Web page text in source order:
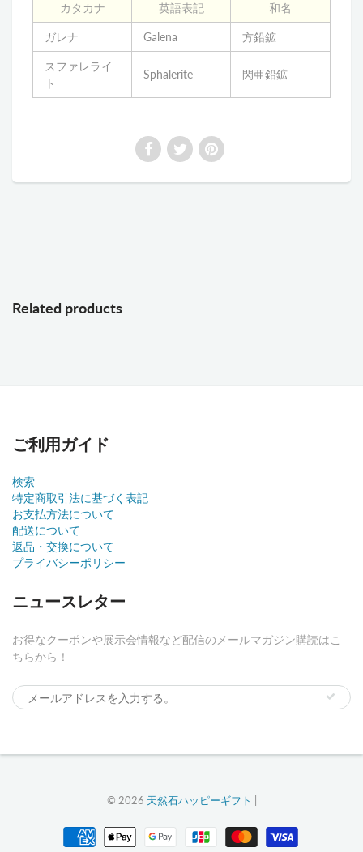
カタカナ 英語表記 和名
ガレナ Galena 方鉛鉱
スファレライ
ト
Sphalerite 閃亜鉛鉱
Related products
ご利用ガイド
検索
特定商取引法に基づく表記
お支払方法について
配送について
返品・交換について
プライバシーポリシー
ニュースレター
お得なクーポンや展示会情報など配信のメールマガジン購読はこ
ちらから！
© 2026 天然石ハッピーギフト